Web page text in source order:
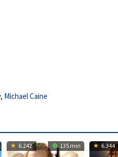
, Michael Caine
6.242 135 min 6.344